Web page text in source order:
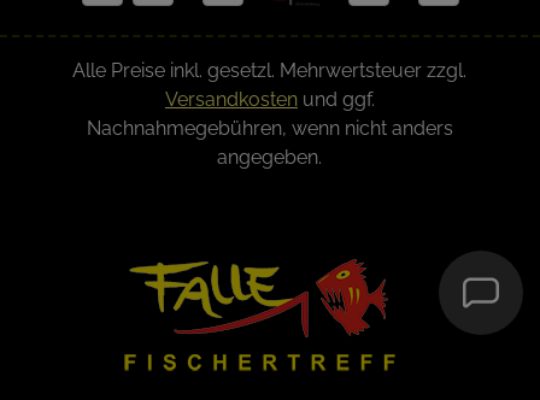
Alle Preise inkl. gesetzl. Mehrwertsteuer zzgl.
Versandkostenund ggf.
Nachnahmegebühren, wenn nicht anders
angegeben.